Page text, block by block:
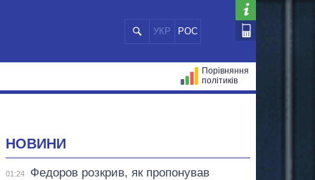
УКР РОС
Порівняння
політиків
НОВИНИ
01:24
Федоров розкрив, як пропонував